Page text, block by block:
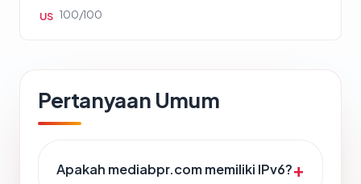
US 100/100
Pertanyaan Umum
Apakah mediabpr.com memiliki IPv6?